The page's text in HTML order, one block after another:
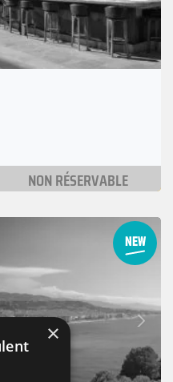
NON RÉSERVABLE
Suivant
×